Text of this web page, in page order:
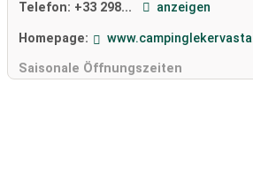
Telefon: +33 298... anzeigen
Homepage:
Saisonale Öffnungszeiten